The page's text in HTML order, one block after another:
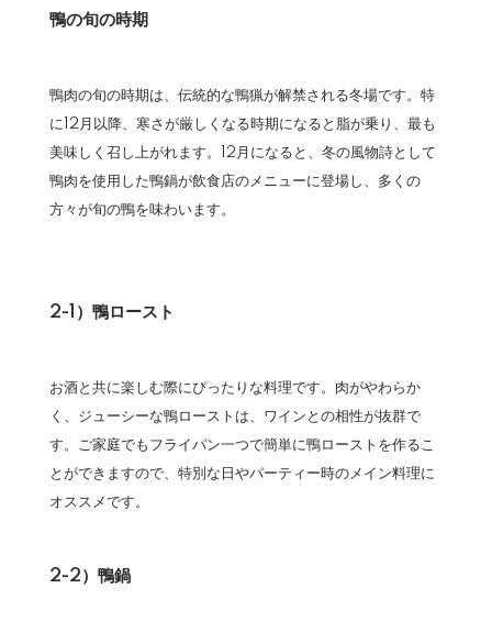
鴨の旬の時期
鴨肉の旬の時期は、伝統的な鴨猟が解禁される冬場です。特
に12月以降、寒さが厳しくなる時期になると脂が乗り、最も
美味しく召し上がれます。12月になると、冬の風物詩として
鴨肉を使用した鴨鍋が飲食店のメニューに登場し、多くの
方々が旬の鴨を味わいます。
2-1）鴨ロースト
お酒と共に楽しむ際にぴったりな料理です。肉がやわらか
く、ジューシーな鴨ローストは、ワインとの相性が抜群で
す。ご家庭でもフライパン一つで簡単に鴨ローストを作るこ
とができますので、特別な日やパーティー時のメイン料理に
オススメです。
2-2）鴨鍋